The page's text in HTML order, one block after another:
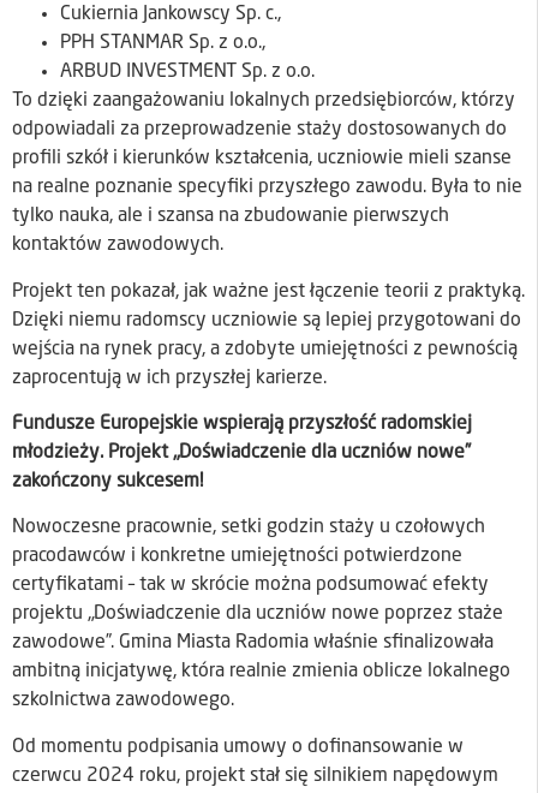
Cukiernia Jankowscy Sp. c.,
PPH STANMAR Sp. z o.o.,
ARBUD INVESTMENT Sp. z o.o.
To dzięki zaangażowaniu lokalnych przedsiębiorców, którzy
odpowiadali za przeprowadzenie staży dostosowanych do
profili szkół i kierunków kształcenia, uczniowie mieli szanse
na realne poznanie specyfiki przyszłego zawodu. Była to nie
tylko nauka, ale i szansa na zbudowanie pierwszych
kontaktów zawodowych.
Projekt ten pokazał, jak ważne jest łączenie teorii z praktyką.
Dzięki niemu radomscy uczniowie są lepiej przygotowani do
wejścia na rynek pracy, a zdobyte umiejętności z pewnością
zaprocentują w ich przyszłej karierze.
Fundusze Europejskie wspierają przyszłość radomskiej
młodzieży. Projekt „Doświadczenie dla uczniów nowe”
zakończony sukcesem!
Nowoczesne pracownie, setki godzin staży u czołowych
pracodawców i konkretne umiejętności potwierdzone
certyfikatami – tak w skrócie można podsumować efekty
projektu „Doświadczenie dla uczniów nowe poprzez staże
zawodowe”. Gmina Miasta Radomia właśnie sfinalizowała
ambitną inicjatywę, która realnie zmienia oblicze lokalnego
szkolnictwa zawodowego.
Od momentu podpisania umowy o dofinansowanie w
czerwcu 2024 roku, projekt stał się silnikiem napędowym